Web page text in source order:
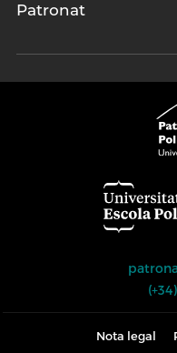
Patronat
Nota legal